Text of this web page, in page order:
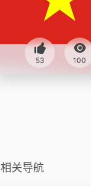
53 100
相关导航